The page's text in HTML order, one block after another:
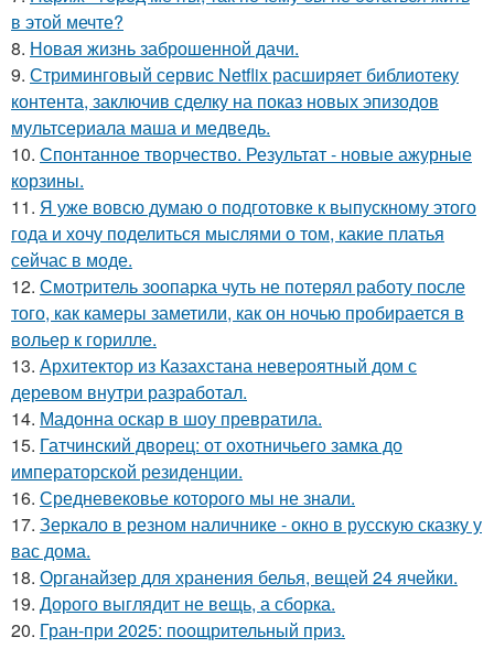
в этой мечте?
8. Новая жизнь заброшенной дачи.
9. Стриминговый сервис Netflix расширяет библиотеку
контента, заключив сделку на показ новых эпизодов
мультсериала маша и медведь.
10. Спонтанное творчество. Результат - новые ажурные
корзины.
11. Я уже вовсю думаю о подготовке к выпускному этого
года и хочу поделиться мыслями о том, какие платья
сейчас в моде.
12. Смотритель зоопарка чуть не потерял работу после
того, как камеры заметили, как он ночью пробирается в
вольер к горилле.
13. Архитектор из Казахстана невероятный дом с
деревом внутри разработал.
14. Мадонна оскар в шоу превратила.
15. Гатчинский дворец: от охотничьего замка до
императорской резиденции.
16. Средневековье которого мы не знали.
17. Зеркало в резном наличнике - окно в русскую сказку у
вас дома.
18. Органайзер для хранения белья, вещей 24 ячейки.
19. Дорого выглядит не вещь, а сборка.
20. Гран-при 2025: поощрительный приз.